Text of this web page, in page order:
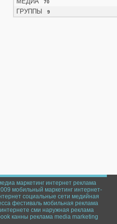
70
ГРУППЫ 9
маркетинг интернет реклама
мобильный маркетинг интернет-
социальные сети медийная
фестиваль мобильная реклама
сми наружная реклама
канны реклама media marketing